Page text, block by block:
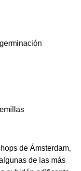
de Ámsterdam,
de las más